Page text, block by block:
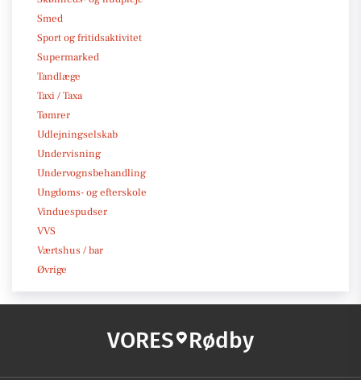
Smed
Sport og fritidsaktivitet
Supermarked
Tandlæge
Taxi / Taxa
Tømrer
Udlejningselskab
Undervisning
Undervognsbehandling
Ungdoms- og efterskole
Vinduespudser
VVS
Værtshus / bar
Øvrige
VORES Rødby